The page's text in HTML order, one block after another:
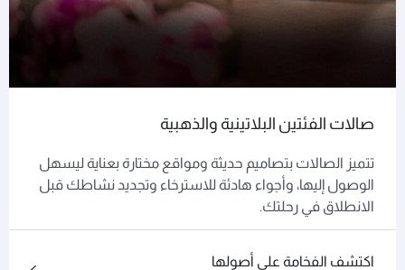
صالات الفئتين البلاتينية والذهبية
تتميز الصالات بتصاميم حديثة ومواقع مختارة بعناية ليسهل
الوصول إليها، وأجواء هادئة للاسترخاء وتجديد نشاطك قبل
الانطلاق في رحلتك.
اكتشف الفخامة على أصولها